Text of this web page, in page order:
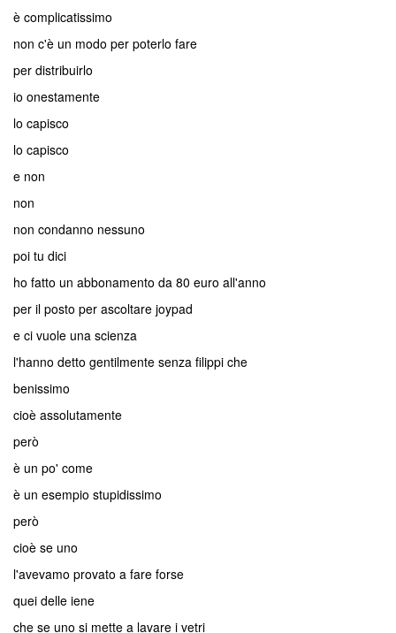
è complicatissimo
non c'è un modo per poterlo fare
per distribuirlo
io onestamente
lo capisco
lo capisco
e non
non
non condanno nessuno
poi tu dici
ho fatto un abbonamento da 80 euro all'anno
per il posto per ascoltare joypad
e ci vuole una scienza
l'hanno detto gentilmente senza filippi che
benissimo
cioè assolutamente
però
è un po' come
è un esempio stupidissimo
però
cioè se uno
l'avevamo provato a fare forse
quei delle iene
che se uno si mette a lavare i vetri